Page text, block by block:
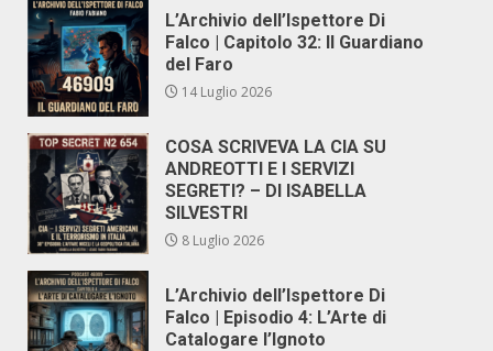
L’Archivio dell’Ispettore Di
Falco | Capitolo 32: Il Guardiano
del Faro
14 Luglio 2026
COSA SCRIVEVA LA CIA SU
ANDREOTTI E I SERVIZI
SEGRETI? – DI ISABELLA
SILVESTRI
8 Luglio 2026
L’Archivio dell’Ispettore Di
Falco | Episodio 4: L’Arte di
Catalogare l’Ignoto